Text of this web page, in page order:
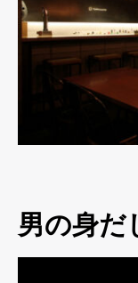
男の身だ